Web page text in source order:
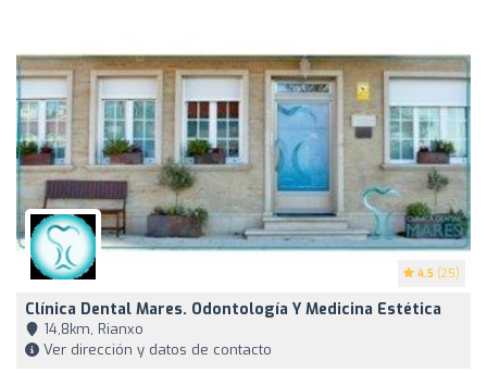
4.5 (25)
Clínica Dental Mares. Odontología Y Medicina Estética
14,8km, Rianxo
Ver dirección y datos de contacto